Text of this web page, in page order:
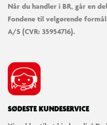
Når du handler i BR, går en
Fondene til velgørende
A/S (CVR: 35954716).
SØDESTE KUNDESERVICE